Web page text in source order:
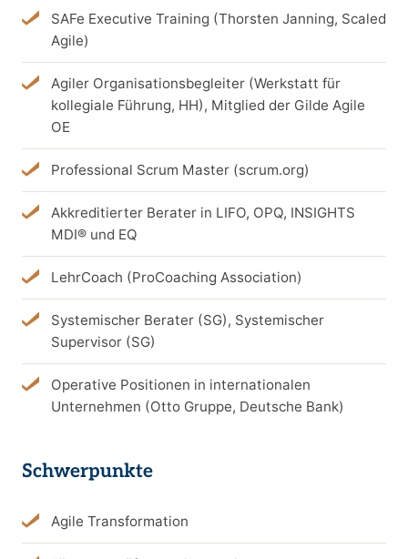
SAFe Executive Training (Thorsten Janning, Scaled
Agile)
Agiler Organisationsbegleiter (Werkstatt für
kollegiale Führung, HH), Mitglied der Gilde Agile
OE
Professional Scrum Master (scrum.org)
Akkreditierter Berater in LIFO, OPQ, INSIGHTS
MDI® und EQ
LehrCoach (ProCoaching Association)
Systemischer Berater (SG), Systemischer
Supervisor (SG)
Operative Positionen in internationalen
Unternehmen (Otto Gruppe, Deutsche Bank)
Schwerpunkte
Agile Transformation